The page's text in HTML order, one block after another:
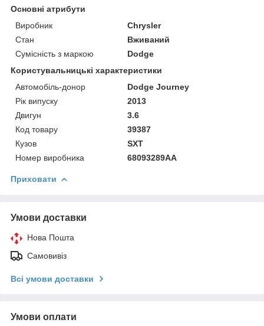
Основні атрибути
Виробник
Chrysler
Стан
Вживаний
Сумісність з маркою
Dodge
Користувальницькі характеристики
Автомобіль-донор
Dodge Journey
Рік випуску
2013
Двигун
3.6
Код товару
39387
Кузов
SXT
Номер виробника
68093289AA
Приховати
Умови доставки
Нова Пошта
Самовивіз
Всі умови доставки
Умови оплати